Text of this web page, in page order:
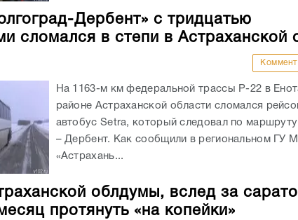
Дербент» с тридцатью
сломался в степи в Астраханской
На 1163-м км федеральной трассы Р-22 в
районе Астраханской области сломался
автобус Setra, который следовал по
– Дербент. Как сообщили в региональном ГУ
«Астрахань...
облдумы, вслед за
протянуть «на копейки»